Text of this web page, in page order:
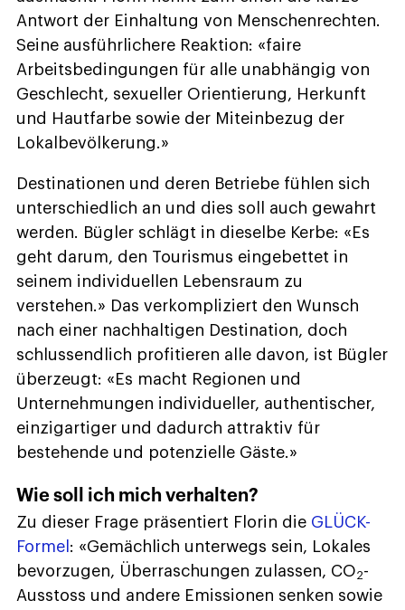
Antwort der Einhaltung von Menschenrechten.
Seine ausführlichere Reaktion: «faire
Arbeitsbedingungen für alle unabhängig von
Geschlecht, sexueller Orientierung, Herkunft
und Hautfarbe sowie der Miteinbezug der
Lokalbevölkerung.»
Destinationen und deren Betriebe fühlen sich
unterschiedlich an und dies soll auch gewahrt
werden. Bügler schlägt in dieselbe Kerbe: «Es
geht darum, den Tourismus eingebettet in
seinem individuellen Lebensraum zu
verstehen.» Das verkompliziert den Wunsch
nach einer nachhaltigen Destination, doch
schlussendlich profitieren alle davon, ist Bügler
überzeugt: «Es macht Regionen und
Unternehmungen individueller, authentischer,
einzigartiger und dadurch attraktiv für
bestehende und potenzielle Gäste.»
Wie soll ich mich verhalten?
Zu dieser Frage präsentiert Florin die GLÜCK-
Formel : «Gemächlich unterwegs sein, Lokales
bevorzugen, Überraschungen zulassen, CO2-
Ausstoss und andere Emissionen senken sowie